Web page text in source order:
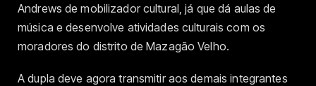
Andrews de mobilizador cultural, já que dá aulas de
música e desenvolve atividades culturais com os
moradores do distrito de Mazagão Velho.
A dupla deve agora transmitir aos demais integrantes